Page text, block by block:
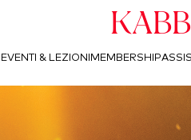
EVENTI & LEZIONI MEMBERSHIP